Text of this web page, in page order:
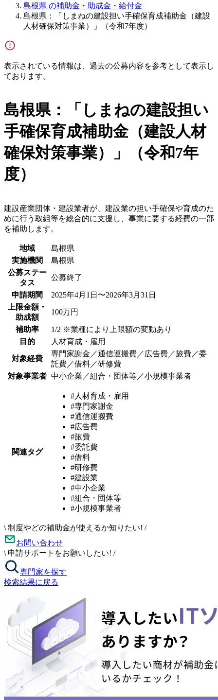
島根県 の補助金・助成金・給付金
島根県：「しまねの建設担い手確保育成補助金（建設
人材確保対策事業）」（令和7年度）
表示されている情報は、過去の公募内容を参考として表示し
ております。
島根県：「しまねの建設担い
手確保育成補助金（建設人材
確保対策事業）」（令和7年
度）
建設産業団体・建設業者が、建設業の担い手確保や育成のた
めに行う取組等を総合的に支援し、事業に要する経費の一部
を補助します。
地域
島根県
実施機関
島根県
公募ステー
タス
公募終了
申請期間
2025年4月1日〜2026年3月31日
上限金額・
助成額
100万円
補助率
1/2 ※業種により上限額の変動あり
目的
人材育成・雇用
対象経費
専門家謝金／通信運搬費／広告費／旅費／委
託費／借料／研修費
対象事業者 中小企業／組合・団体等／小規模事業者
関連タグ
#人材育成・雇用
#専門家謝金
#通信運搬費
#広告費
#旅費
#委託費
#借料
#研修費
#建設業
#中小企業
#組合・団体等
#小規模事業者
\ 制度やどの補助金が使えるか知りたい! /
お問い合わせ
\ 申請サポートをお願いしたい! /
専門家を探す
検索結果に戻る